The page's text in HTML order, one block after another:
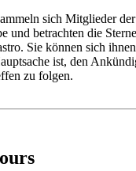
sich Mitglieder
und betrachten die
Sie können sich
ist, den
zu folgen.